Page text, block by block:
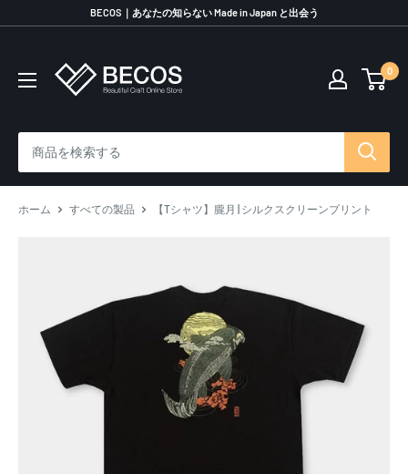
ッ
BECOS｜あなたの知らない Made in Japan と出会う
伝
品
ら
0
ホーム すべての製品 【Tシャツ】朧月 | シルクスクリーンプリント